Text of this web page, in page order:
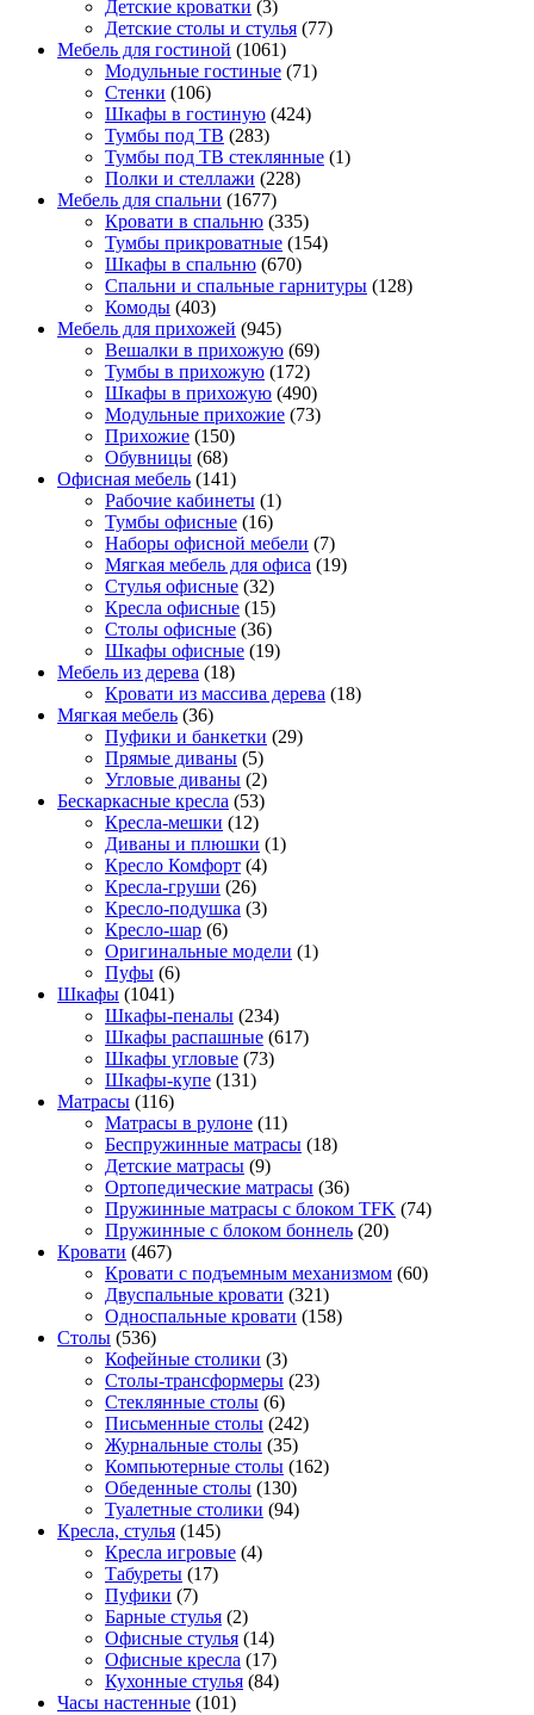
Детские кроватки (3)
Детские столы и стулья (77)
Мебель для гостиной (1061)
Модульные гостиные (71)
Стенки (106)
Шкафы в гостиную (424)
Тумбы под ТВ (283)
Тумбы под ТВ стеклянные (1)
Полки и стеллажи (228)
Мебель для спальни (1677)
Кровати в спальню (335)
Тумбы прикроватные (154)
Шкафы в спальню (670)
Спальни и спальные гарнитуры (128)
Комоды (403)
Мебель для прихожей (945)
Вешалки в прихожую (69)
Тумбы в прихожую (172)
Шкафы в прихожую (490)
Модульные прихожие (73)
Прихожие (150)
Обувницы (68)
Офисная мебель (141)
Рабочие кабинеты (1)
Тумбы офисные (16)
Наборы офисной мебели (7)
Мягкая мебель для офиса (19)
Стулья офисные (32)
Кресла офисные (15)
Столы офисные (36)
Шкафы офисные (19)
Мебель из дерева (18)
Кровати из массива дерева (18)
Мягкая мебель (36)
Пуфики и банкетки (29)
Прямые диваны (5)
Угловые диваны (2)
Бескаркасные кресла (53)
Кресла-мешки (12)
Диваны и плюшки (1)
Кресло Комфорт (4)
Кресла-груши (26)
Кресло-подушка (3)
Кресло-шар (6)
Оригинальные модели (1)
Пуфы (6)
Шкафы (1041)
Шкафы-пеналы (234)
Шкафы распашные (617)
Шкафы угловые (73)
Шкафы-купе (131)
Матрасы (116)
Матрасы в рулоне (11)
Беспружинные матрасы (18)
Детские матрасы (9)
Ортопедические матрасы (36)
Пружинные матрасы с блоком TFK (74)
Пружинные с блоком боннель (20)
Кровати (467)
Кровати с подъемным механизмом (60)
Двуспальные кровати (321)
Односпальные кровати (158)
Столы (536)
Кофейные столики (3)
Столы-трансформеры (23)
Стеклянные столы (6)
Письменные столы (242)
Журнальные столы (35)
Компьютерные столы (162)
Обеденные столы (130)
Туалетные столики (94)
Кресла, стулья (145)
Кресла игровые (4)
Табуреты (17)
Пуфики (7)
Барные стулья (2)
Офисные стулья (14)
Офисные кресла (17)
Кухонные стулья (84)
Часы настенные (101)